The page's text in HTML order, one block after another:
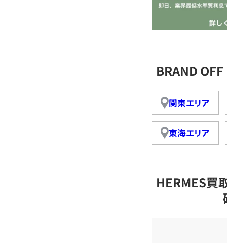
BRAND
関東エリア
東海エリア
HERMES買